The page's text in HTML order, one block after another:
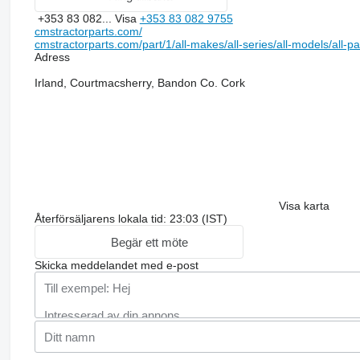
+353 83 082... Visa +353 83 082 9755
cmstractorparts.com/
cmstractorparts.com/part/1/all-makes/all-series/all-models/all-
Adress
Irland, Courtmacsherry, Bandon Co. Cork
Visa karta
Återförsäljarens lokala tid: 23:03 (IST)
Begär ett möte
Skicka meddelandet med e-post